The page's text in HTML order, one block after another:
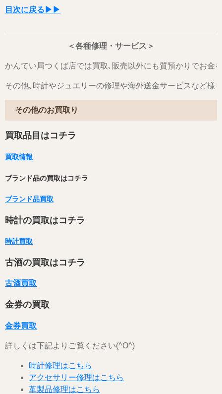
目次に戻る▶▶
＜各種修理・サービス＞
かんてい局つくば店では買取､販売以外にも質預かりでお金
その他､時計やジュエリーの修理や海外送金サービスなど様
その他のお買取り
買取品目はコチラ
買取情報
ブランド品の買取はコチラ
ブランド品買取
時計の買取はコチラ
時計買取
古酒の買取はコチラ
古酒買取
金券の買取
金券買取
詳しくは下記よりご覧ください(^O^)
時計修理はこちら
アクセサリー修理はこちら
革製品修理はこちら